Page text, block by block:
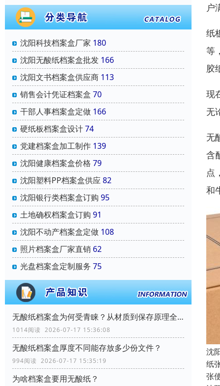
沈阳科技档案盒厂家 180
沈阳无酸纸档案盒批发 166
沈阳文书档案盒供应商 113
销售会计凭证档案盒 70
干部人事档案盒定做 166
硬纸板档案盒设计74
党建档案盒加工制作 139
沈阳健康档案盒价格 79
沈阳塑料PP档案盒供应82
沈阳银行类档案盒订购 95
土地确权档案盒订购 91
沈阳不动产档案盒定做 108
照片档案盒厂家直销 62
光盘档案盒定制服务 75
无酸纸档案盒为何受青睐？从材质到保存原理全解析
1014阅读 2026-07-17 15:36:08
无酸纸档案盒厚度不同能存放多少份文件？
994阅读 2026-07-17 15:35:19
为啥档案盒要用无酸纸？
户
纸
等
胶
现
无
无
含
点
和
沈
纸
张